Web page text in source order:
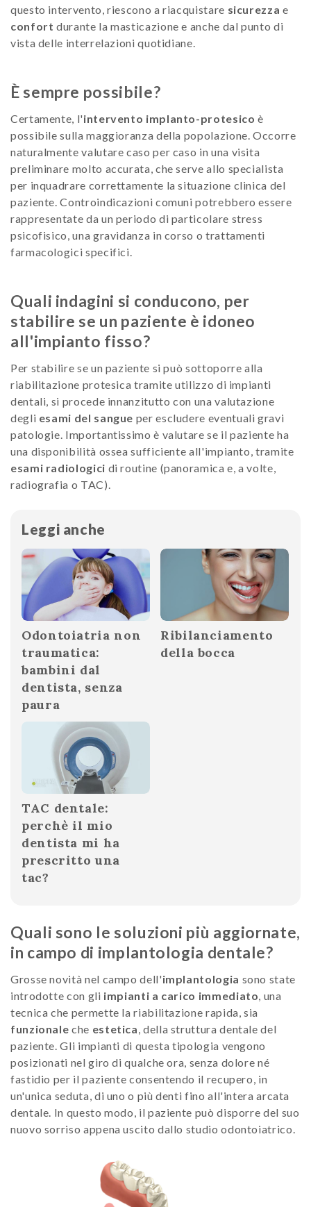
questo intervento, riescono a riacquistare sicurezza e
confort durante la masticazione e anche dal punto di
vista delle interrelazioni quotidiane.
È sempre possibile?
Certamente, l'intervento implanto-protesicoè
possibile sulla maggioranza della popolazione. Occorre
naturalmente valutare caso per caso in una visita
preliminare molto accurata, che serve allo specialista
per inquadrare correttamente la situazione clinica del
paziente. Controindicazioni comuni potrebbero essere
rappresentate da un periodo di particolare stress
psicofisico, una gravidanza in corso o trattamenti
farmacologici specifici.
Quali indagini si conducono, per
stabilire se un paziente è idoneo
all'impianto fisso?
Per stabilire se un paziente si può sottoporre alla
riabilitazione protesica tramite utilizzo di impianti
dentali, si procede innanzitutto con una valutazione
degli esami del sangue per escludere eventuali gravi
patologie. Importantissimo è valutare se il paziente ha
una disponibilità ossea sufficiente all'impianto, tramite
esami radiologici di routine (panoramica e, a volte,
radiografia o TAC).
Leggi anche
Odontoiatria non
traumatica:
bambini dal
dentista, senza
paura
Ribilanciamento
della bocca
TAC dentale:
perchè il mio
dentista mi ha
prescritto una
tac?
Quali sono le soluzioni più aggiornate,
in campo di implantologia dentale?
Grosse novità nel campo dell'implantologia sono state
introdotte con gli impianti a carico immediato, una
tecnica che permette la riabilitazione rapida, sia
funzionale che estetica, della struttura dentale del
paziente. Gli impianti di questa tipologia vengono
posizionati nel giro di qualche ora, senza dolore né
fastidio per il paziente consentendo il recupero, in
un'unica seduta, di uno o più denti fino all'intera arcata
dentale. In questo modo, il paziente può disporre del suo
nuovo sorriso appena uscito dallo studio odontoiatrico.